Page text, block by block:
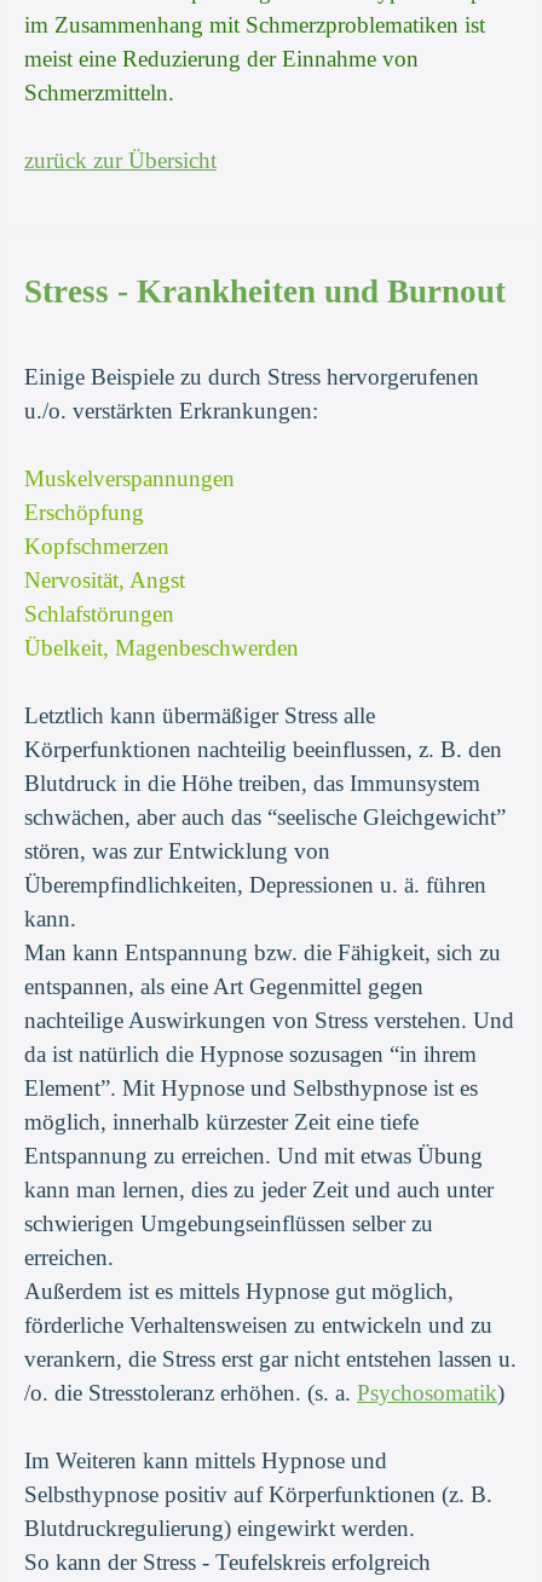
im Zusammenhang mit Schmerzproblematiken ist
meist eine Reduzierung der Einnahme von
Schmerzmitteln.
zurück zur Übersicht
Stress - Krankheiten und Burnout
Einige Beispiele zu durch Stress hervorgerufenen
u./o. verstärkten Erkrankungen:
Muskelverspannungen
Erschöpfung
Kopfschmerzen
Nervosität, Angst
Schlafstörungen
Übelkeit, Magenbeschwerden
Letztlich kann übermäßiger Stress alle
Körperfunktionen nachteilig beeinflussen, z. B. den
Blutdruck in die Höhe treiben, das Immunsystem
schwächen, aber auch das “seelische Gleichgewicht”
stören, was zur Entwicklung von
Überempfindlichkeiten, Depressionen u. ä. führen
kann.
Man kann Entspannung bzw. die Fähigkeit, sich zu
entspannen, als eine Art Gegenmittel gegen
nachteilige Auswirkungen von Stress verstehen. Und
da ist natürlich die Hypnose sozusagen “in ihrem
Element”. Mit Hypnose und Selbsthypnose ist es
möglich, innerhalb kürzester Zeit eine tiefe
Entspannung zu erreichen. Und mit etwas Übung
kann man lernen, dies zu jeder Zeit und auch unter
schwierigen Umgebungseinflüssen selber zu
erreichen.
Außerdem ist es mittels Hypnose gut möglich,
förderliche Verhaltensweisen zu entwickeln und zu
verankern, die Stress erst gar nicht entstehen lassen u.
/o. die Stresstoleranz erhöhen. (s. a. Psychosomatik)
Im Weiteren kann mittels Hypnose und
Selbsthypnose positiv auf Körperfunktionen (z. B.
Blutdruckregulierung) eingewirkt werden.
So kann der Stress - Teufelskreis erfolgreich